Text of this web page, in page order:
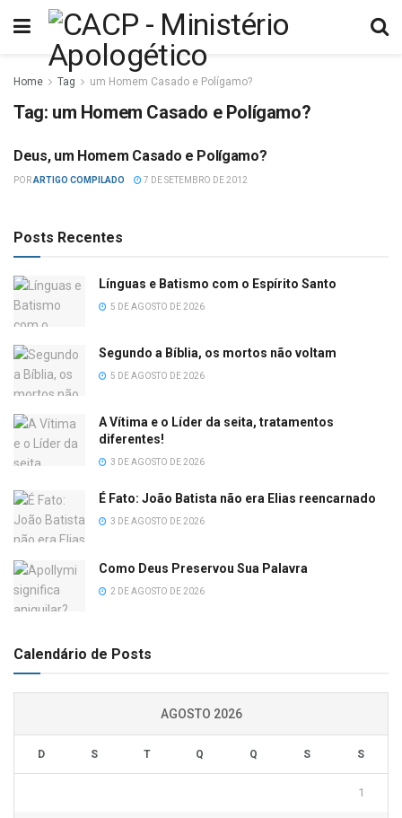
Home Tag um Homem Casado e Polígamo?
Tag: um Homem Casado e Polígamo?
MORMONISMO
Deus, um Homem Casado e Polígamo?
PORARTIGO COMPILADO 7 DE SETEMBRO DE 2012
Posts Recentes
Línguas e Batismo com o Espírito Santo
5 DE AGOSTO DE 2026
Segundo a Bíblia, os mortos não voltam
5 DE AGOSTO DE 2026
A Vítima e o Líder da seita, tratamentos
diferentes!
3 DE AGOSTO DE 2026
É Fato: João Batista não era Elias reencarnado
3 DE AGOSTO DE 2026
Como Deus Preservou Sua Palavra
2 DE AGOSTO DE 2026
Calendário de Posts
AGOSTO 2026
D S T Q Q S S
1